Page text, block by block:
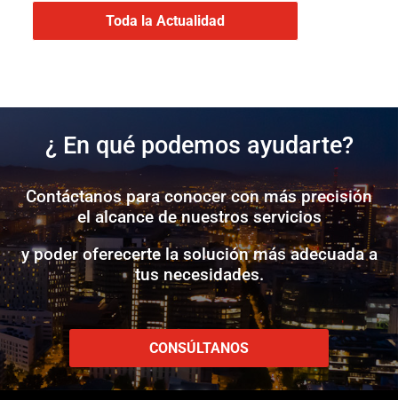
Toda la Actualidad
¿ En qué podemos ayudarte?
Contáctanos para conocer con más precisión
el alcance de nuestros servicios
y poder oferecerte la solución más adecuada a
tus necesidades.
CONSÚLTANOS